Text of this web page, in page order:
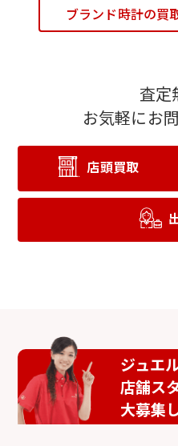
ブランド時計の買
査定
お気軽にお
店頭買取
ジュエ
店舗ス
大募集